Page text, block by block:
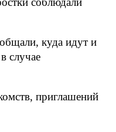
куда идут и
случае
приглашений